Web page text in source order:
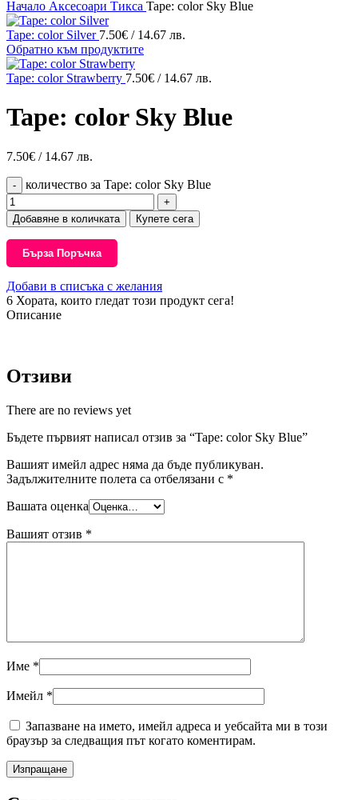
Начало Аксесоари Тикса Tape: color Sky Blue
Tape: color Silver 7.50€ / 14.67 лв.
Обратно към продуктите
Tape: color Strawberry 7.50€ / 14.67 лв.
Tape: color Sky Blue
7.50€ / 14.67 лв.
количество за Tape: color Sky Blue
Добавяне в количката Купете сега
Бърза Поръчка
Добави в списъка с желания
6 Хората, които гледат този продукт сега!
Описание
Отзиви
There are no reviews yet
Бъдете първият написал отзив за “Tape: color Sky Blue”
Вашият имейл адрес няма да бъде публикуван.
Задължителните полета са отбелязани с *
Вашата оценка
Вашият отзив *
Име *
Имейл *
Запазване на името, имейл адреса и уебсайта ми в този
браузър за следващия път когато коментирам.